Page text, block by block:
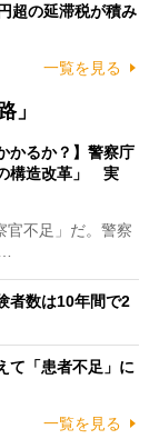
超の延滞税が積み
一覧を見る
」
かるか？】警察庁
構造改革」 実
不足」だ。警察
者数は10年間で2
て「患者不足」に
一覧を見る